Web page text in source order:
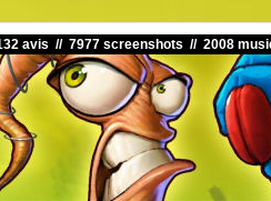
avis // 7977 screenshots // 2008